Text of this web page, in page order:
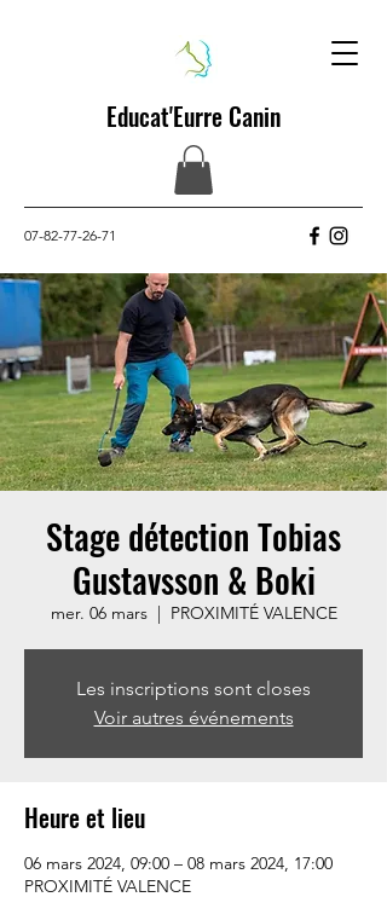
Educat'Eurre Canin
07-82-77-26-71
Stage détection Tobias
Gustavsson & Boki
mer. 06 mars
  |
PROXIMITÉ VALENCE
Les inscriptions sont closes
Voir autres événements
Heure et lieu
06 mars 2024, 09:00 – 08 mars 2024, 17:00
PROXIMITÉ VALENCE